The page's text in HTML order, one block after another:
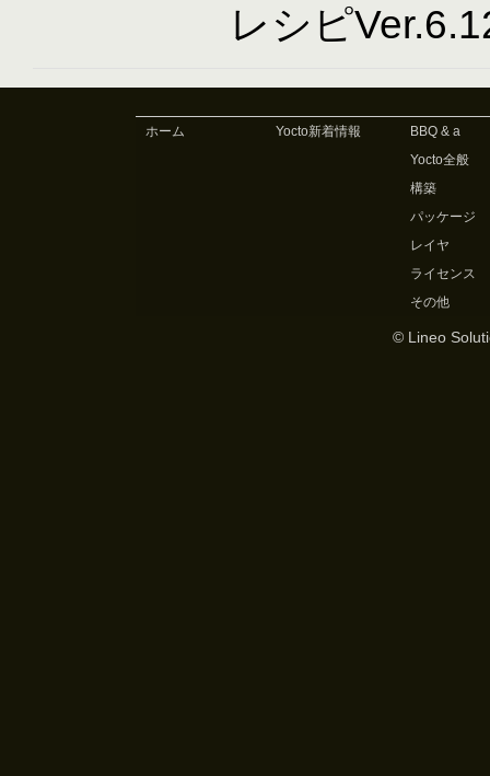
レシピ
ホーム Yocto新着情報
BBQ & a
Yocto全般
構築
パッケージ
レイヤ
ライセンス
その他
© Lineo